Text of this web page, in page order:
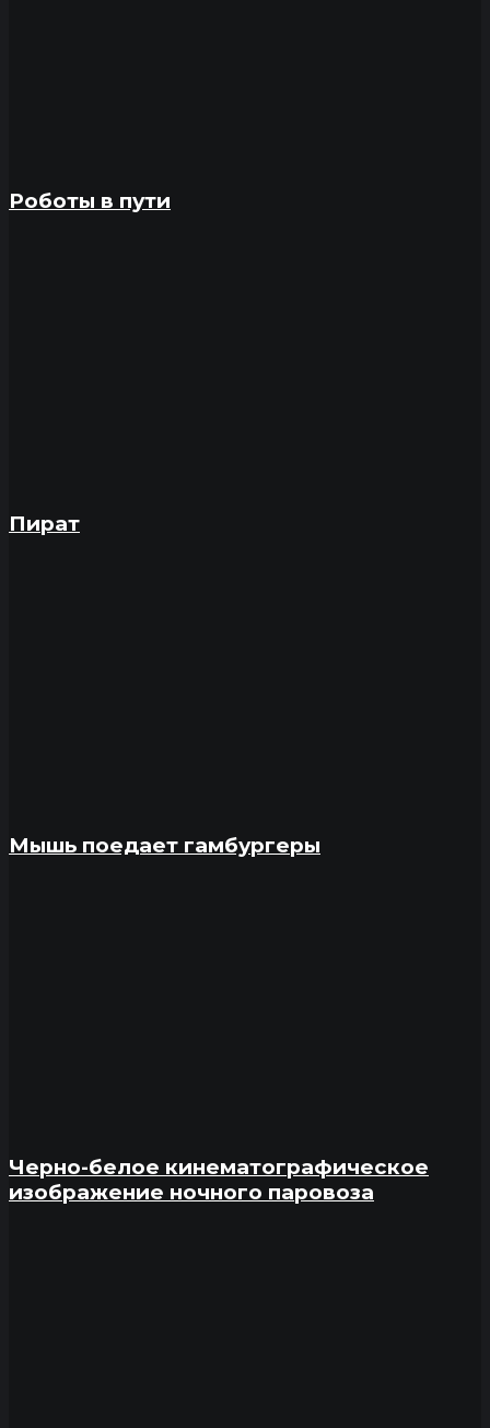
Роботы в пути
Пират
Мышь поедает гамбургеры
Черно-белое кинематографическое
изображение ночного паровоза